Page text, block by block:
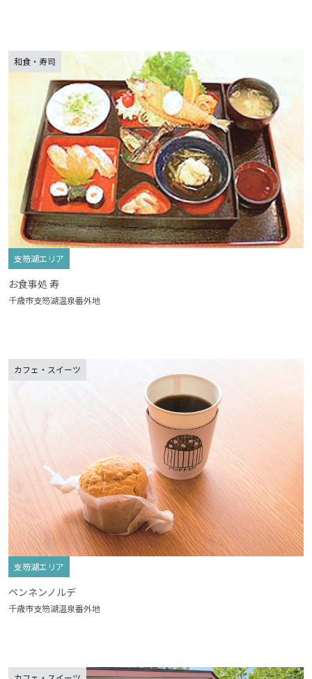
和食・寿司
支笏湖エリア
お食事処 寿
千歳市支笏湖温泉番外地
カフェ・スイーツ
支笏湖エリア
ペンネンノルデ
千歳市支笏湖温泉番外地